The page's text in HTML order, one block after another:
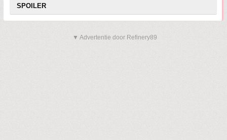
SPOILER
▼ Advertentie door Refinery89